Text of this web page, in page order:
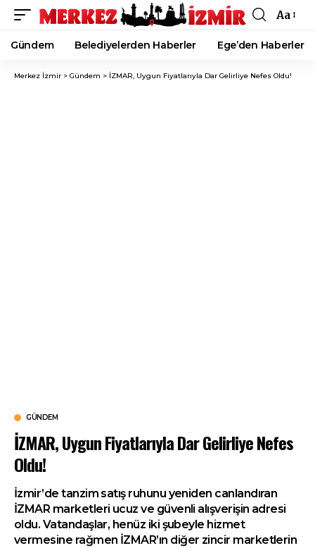
Font
Resizer
Aa
Gündem Belediyelerden Haberler Ege’den Haberler
Merkez İzmir > Gündem > İZMAR, Uygun Fiyatlarıyla Dar Gelirliye Nefes Oldu!
GÜNDEM
İZMAR, Uygun Fiyatlarıyla Dar Gelirliye Nefes
Oldu!
İzmir’de tanzim satış ruhunu yeniden canlandıran
İZMAR marketleri ucuz ve güvenli alışverişin adresi
oldu. Vatandaşlar, henüz iki şubeyle hizmet
vermesine rağmen İZMAR’ın diğer zincir marketlerin